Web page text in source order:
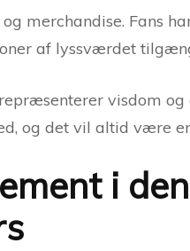
merchandise. Fans
af lyssværdet
visdom og
og det vil altid være
i